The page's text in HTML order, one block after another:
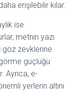
erişilebilir kılar.
ise
metnin yazı
göz zevklerine
güçlüğü
Ayrıca, e-
yerlerin altını